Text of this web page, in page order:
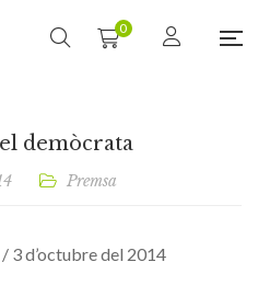
0
demòcrata
Premsa
/ 3 d’octubre del 2014